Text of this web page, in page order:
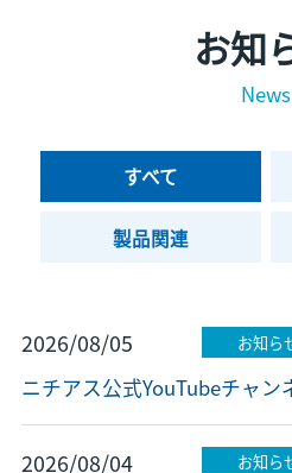
お知
News
すべて
製品関連
2026/08/05 お知ら
ニチアス公式YouTubeチャン
2026/08/04 お知ら